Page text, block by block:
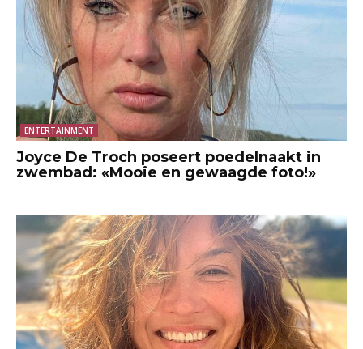
ENTERTAINMENT
Joyce De Troch poseert poedelnaakt in
zwembad: «Mooie en gewaagde foto!»